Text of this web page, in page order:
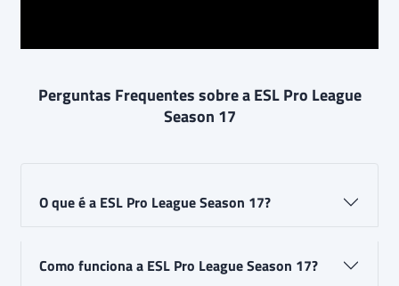
Perguntas Frequentes sobre a ESL Pro League
Season 17
O que é a ESL Pro League Season 17?
Como funciona a ESL Pro League Season 17?